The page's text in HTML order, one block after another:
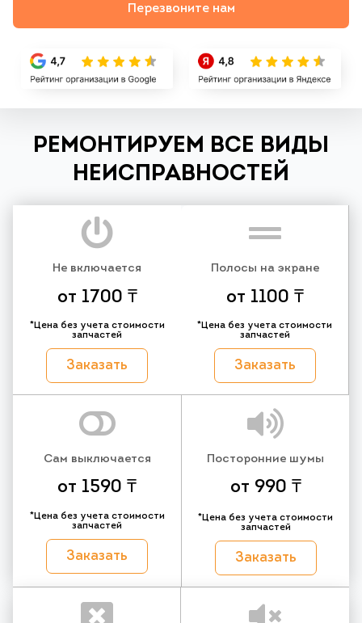
Перезвоните нам
РЕМОНТИРУЕМ ВСЕ ВИДЫ
НЕИСПРАВНОСТЕЙ
Не включается
от 1700 ₸
*Цена без учета стоимости
запчастей
Заказать
Полосы на экране
от 1100 ₸
*Цена без учета стоимости
запчастей
Заказать
Сам выключается
от 1590 ₸
*Цена без учета стоимости
запчастей
Заказать
Посторонние шумы
от 990 ₸
*Цена без учета стоимости
запчастей
Заказать